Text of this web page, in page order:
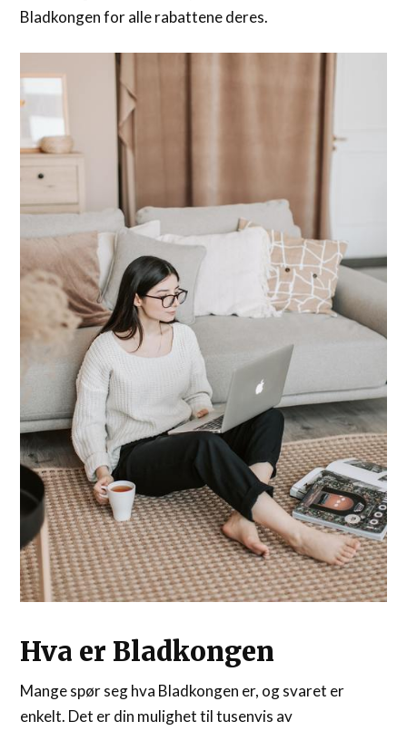
Bladkongen for alle rabattene deres.
Hva er Bladkongen
Mange spør seg hva Bladkongen er, og svaret er
enkelt. Det er din mulighet til tusenvis av